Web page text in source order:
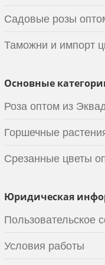
Садовые розы
Таможни и импорт
Основные
Роза оптом из
Горшечные
Срезанные цветы
Юридическая
Пользовательское
Условия работы